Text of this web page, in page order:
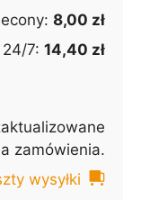
8,00 zł
7: 14,40 zł
zamówienia.
wysyłki